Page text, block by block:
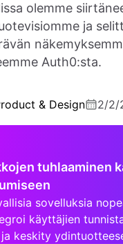
olemme
ja
Auth0:sta.
& Design 2/2/
tuhlaaminen
sovelluksia
käyttäjien
keskity